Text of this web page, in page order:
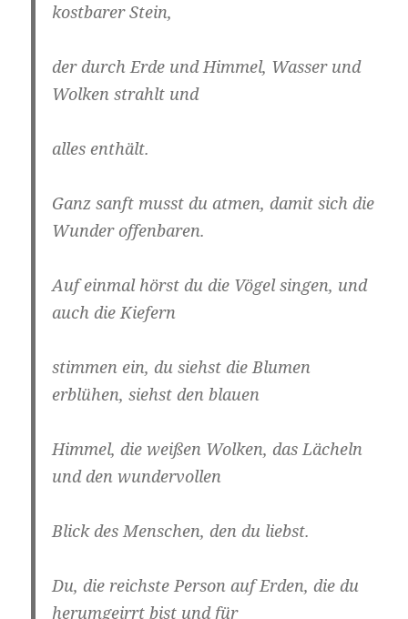
kostbarer Stein,
der durch Erde und Himmel, Wasser und
Wolken strahlt und
alles enthält.
Ganz sanft musst du atmen, damit sich die
Wunder offenbaren.
Auf einmal hörst du die Vögel singen, und
auch die Kiefern
stimmen ein, du siehst die Blumen
erblühen, siehst den blauen
Himmel, die weißen Wolken, das Lächeln
und den wundervollen
Blick des Menschen, den du liebst.
Du, die reichste Person auf Erden, die du
herumgeirrt bist und für